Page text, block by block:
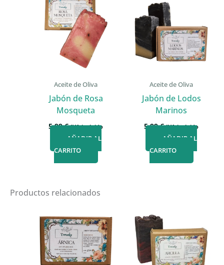
Aceite de Oliva
Jabón de Rosa
Mosqueta
5,99€ IVA incluido
AÑADIR AL
CARRITO
Aceite de Oliva
Jabón de Lodos
Marinos
5,99€ IVA incluido
AÑADIR AL
CARRITO
Productos relacionados